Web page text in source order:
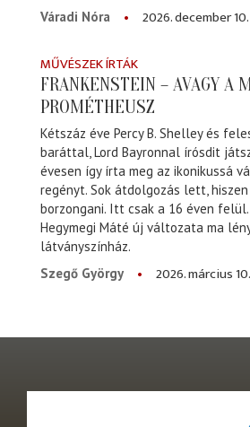
Váradi Nóra
2026. december 10.
MŰVÉSZEK ÍRTÁK
FRANKENSTEIN – AVAGY A
PROMÉTHEUSZ
Kétszáz éve Percy B. Shelley és
baráttal, Lord Bayronnal írósdit
évesen így írta meg az ikonikussá
regényt. Sok átdolgozás lett,
borzongani. Itt csak a 16 éven felül.
Hegymegi Máté új változata ma
látványszínház.
Szegő György
2026. március 10.